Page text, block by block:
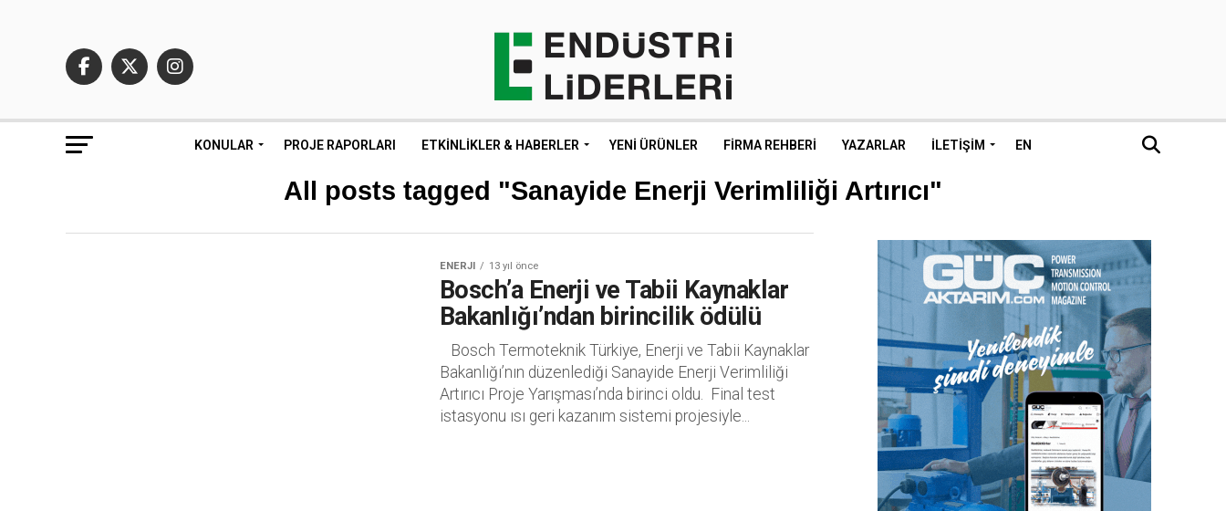
KONULAR PROJE RAPORLARI ETKINLIKLER & HABERLER YENI ÜRÜNLER FIRMA REHBERI YAZARLAR İLETIŞIM EN
All posts tagged "Sanayide Enerji Verimliliği Artırıcı"
ENERJI 13 yıl önce
Bosch’a Enerji ve Tabii Kaynaklar
Bakanlığı’ndan birincilik ödülü
 Bosch Termoteknik Türkiye, Enerji ve Tabii Kaynaklar
Bakanlığı’nın düzenlediği Sanayide Enerji Verimliliği
Artırıcı Proje Yarışması’nda birinci oldu.  Final test
istasyonu ısı geri kazanım sistemi projesiyle...